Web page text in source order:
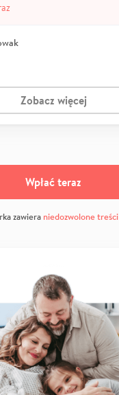
Zobacz więcej
Wpłać teraz
zawiera niedozwolone treści